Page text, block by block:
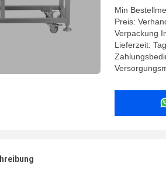
Min
Preis:
Verpackung
Lieferzeit: